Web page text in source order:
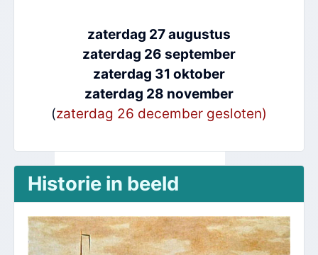
zaterdag 27 augustus
zaterdag 26 september
zaterdag 31 oktober
zaterdag 28 november
(zaterdag 26 december gesloten)
Historie in beeld